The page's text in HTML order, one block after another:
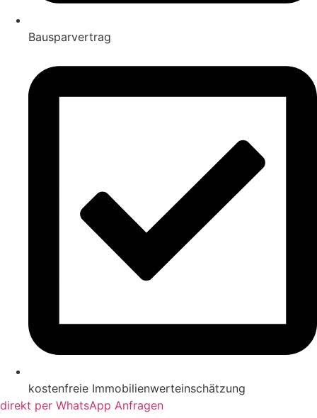
Bausparvertrag
kostenfreie Immobilienwerteinschätzung
direkt per WhatsApp Anfragen